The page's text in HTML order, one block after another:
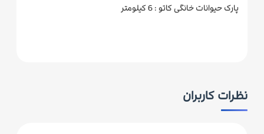
پارک حیوانات خانگی کاتو : 6 کیلومتر
نظرات کاربران